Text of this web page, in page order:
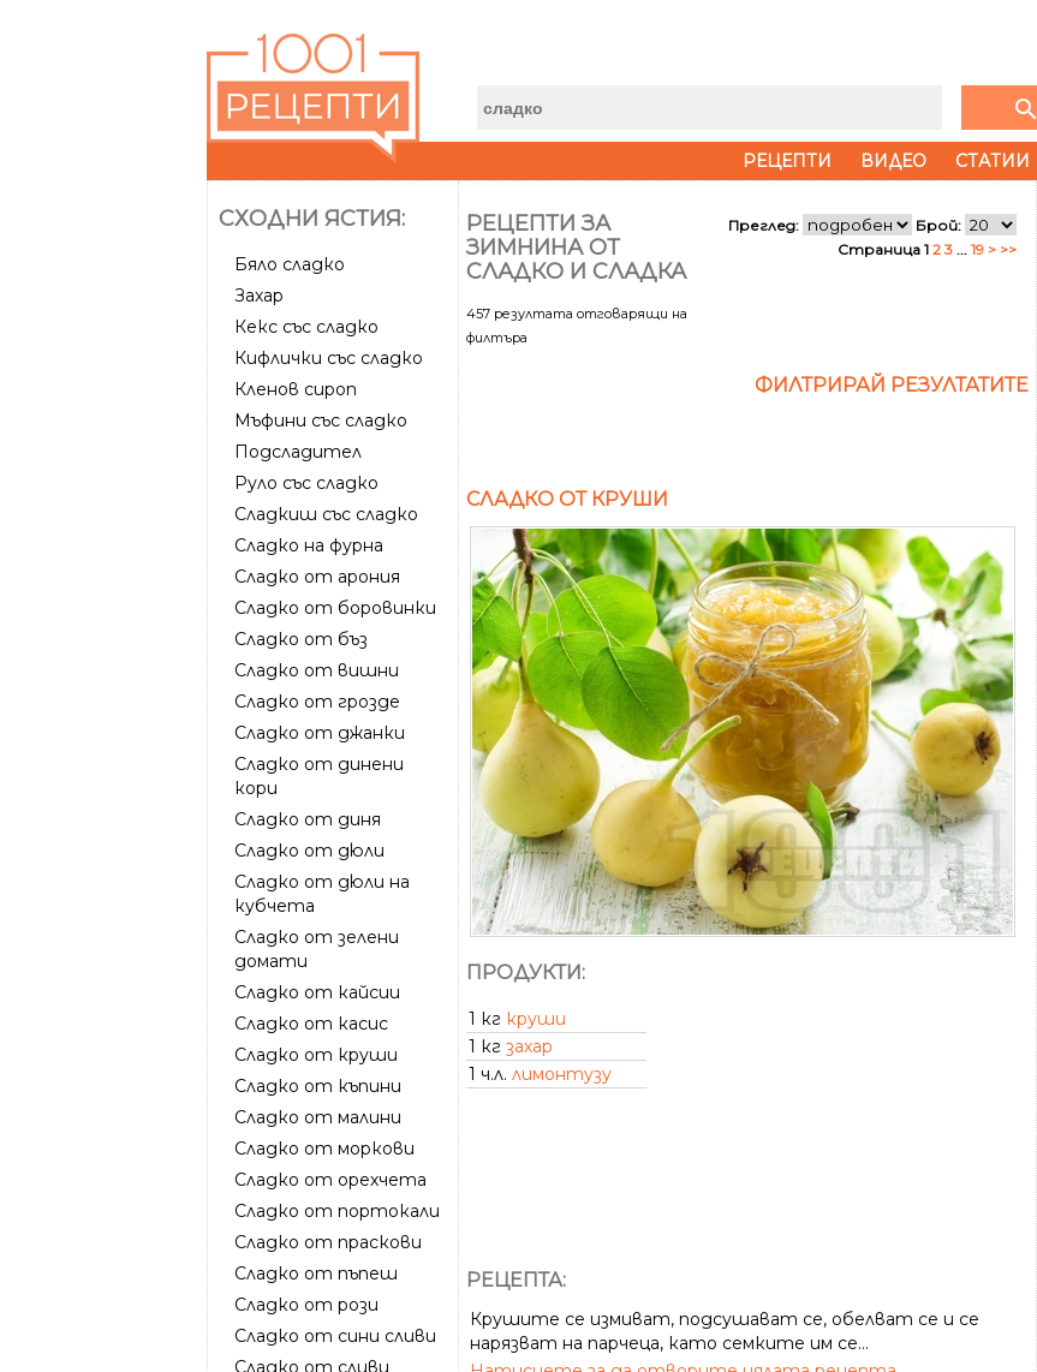
search
РЕЦЕПТИ ВИДЕО СТАТИИ
СХОДНИ ЯСТИЯ:
Бяло сладко
Захар
Кекс със сладко
Кифлички със сладко
Кленов сироп
Мъфини със сладко
Подсладител
Руло със сладко
Сладкиш със сладко
Сладко на фурна
Сладко от арония
Сладко от боровинки
Сладко от бъз
Сладко от вишни
Сладко от грозде
Сладко от джанки
Сладко от динени
кори
Сладко от диня
Сладко от дюли
Сладко от дюли на
кубчета
Сладко от зелени
домати
Сладко от кайсии
Сладко от касис
Сладко от круши
Сладко от къпини
Сладко от малини
Сладко от моркови
Сладко от орехчета
Сладко от портокали
Сладко от праскови
Сладко от пъпеш
Сладко от рози
Сладко от сини сливи
Сладко от сливи
РЕЦЕПТИ ЗА
ЗИМНИНА ОТ
СЛАДКО И СЛАДКА
457 резултата отговарящи на
филтъра
Преглед:
Брой:
Страница 1 2 3 ... 19 > >>
ФИЛТРИРАЙ РЕЗУЛТАТИТЕ
СЛАДКО ОТ КРУШИ
ПРОДУКТИ:
1 кг круши
1 кг захар
1 ч.л. лимонтузу
РЕЦЕПТА:
Крушите се измиват, подсушават се, обелват се и се
нарязват на парчеца, като семките им се...